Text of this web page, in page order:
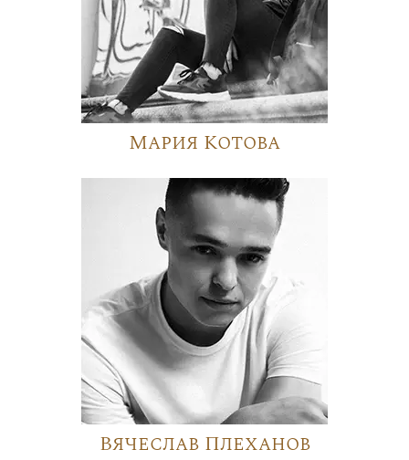
Мария Котова
Вячеслав Плеханов